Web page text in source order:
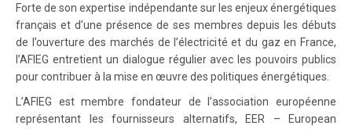
Forte de son expertise indépendante sur les enjeux énergétiques
français et d’une présence de ses membres depuis les débuts
de l’ouverture des marchés de l’électricité et du gaz en France,
l’AFIEG entretient un dialogue régulier avec les pouvoirs publics
pour contribuer à la mise en œuvre des politiques énergétiques.
L’AFIEG est membre fondateur de l’association européenne
représentant les fournisseurs alternatifs, EER – European